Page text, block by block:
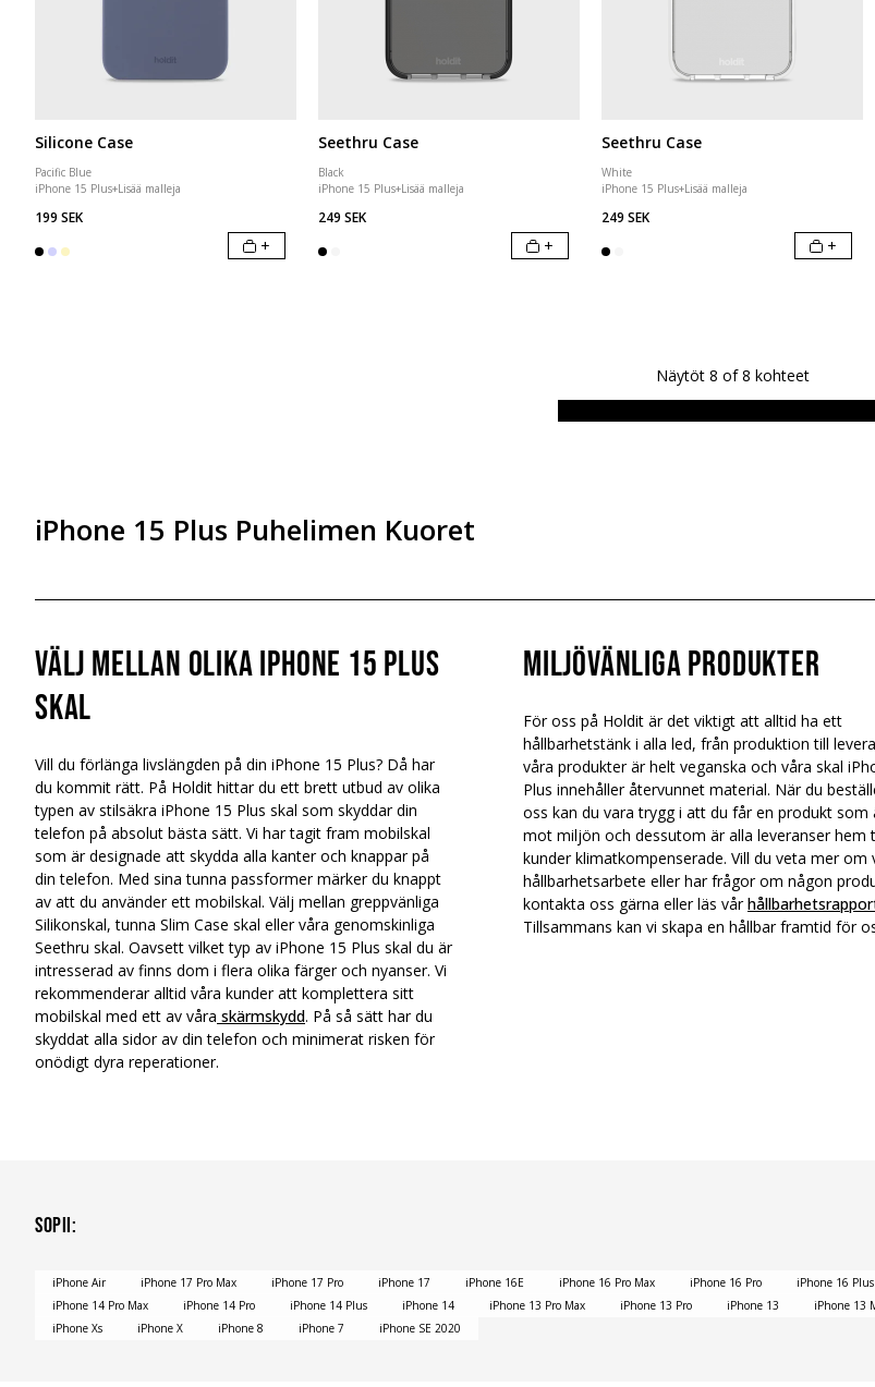
Silicone Case
Pacific Blue
iPhone 15 Plus+Lisää malleja
199 SEK
+
Seethru Case
Black
iPhone 15 Plus+Lisää malleja
249 SEK
+
Seethru Case
White
iPhone 15 Plus+Lisää malleja
249 SEK
+
Näytöt 8 of 8 kohteet
iPhone 15 Plus Puhelimen Kuoret
Välj mellan olika iPhone 15 Plus
Skal
Vill du förlänga livslängden på din iPhone 15 Plus? Då har
du kommit rätt. På Holdit hittar du ett brett utbud av olika
typen av stilsäkra iPhone 15 Plus skal som skyddar din
telefon på absolut bästa sätt. Vi har tagit fram mobilskal
som är designade att skydda alla kanter och knappar på
din telefon. Med sina tunna passformer märker du knappt
av att du använder ett mobilskal. Välj mellan greppvänliga
Silikonskal, tunna Slim Case skal eller våra genomskinliga
Seethru skal. Oavsett vilket typ av iPhone 15 Plus skal du är
intresserad av finns dom i flera olika färger och nyanser. Vi
rekommenderar alltid våra kunder att komplettera sitt
mobilskal med ett av våra skärmskydd. På så sätt har du
skyddat alla sidor av din telefon och minimerat risken för
onödigt dyra reperationer.
Miljövänliga Produkter
För oss på Holdit är det viktigt att alltid ha ett
hållbarhetstänk i alla led, från produktion till
våra produkter är helt veganska och våra skal
Plus innehåller återvunnet material. När du
oss kan du vara trygg i att du får en produkt som
mot miljön och dessutom är alla leveranser hem
kunder klimatkompenserade. Vill du veta mer om
hållbarhetsarbete eller har frågor om någon
kontakta oss gärna eller läs vår
Tillsammans kan vi skapa en hållbar framtid för
Sopii:
iPhone Air iPhone 17 Pro Max iPhone 17 Pro iPhone 17 iPhone 16E iPhone 16 Pro Max iPhone 16 Pro iPhone 16 Plus
iPhone 14 Pro Max
iPhone 14 Pro iPhone 14 Plus iPhone 14 iPhone 13 Pro Max iPhone 13 Pro iPhone 13 iPhone 13
iPhone Xs
iPhone X iPhone 8 iPhone 7 iPhone SE 2020